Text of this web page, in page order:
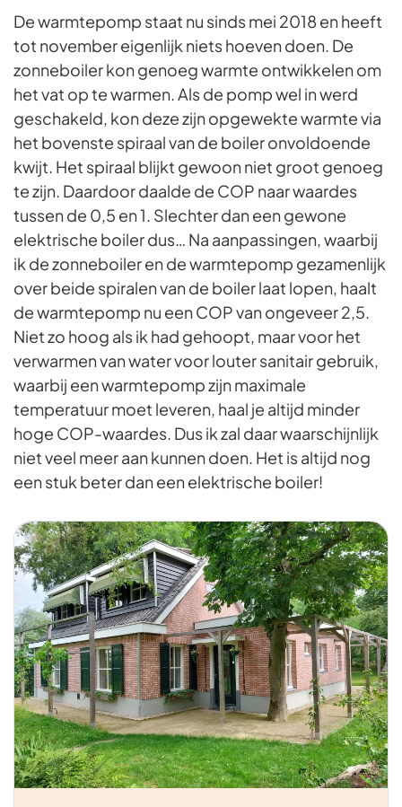
De warmtepomp staat nu sinds mei 2018 en heeft
tot november eigenlijk niets hoeven doen. De
zonneboiler kon genoeg warmte ontwikkelen om
het vat op te warmen. Als de pomp wel in werd
geschakeld, kon deze zijn opgewekte warmte via
het bovenste spiraal van de boiler onvoldoende
kwijt. Het spiraal blijkt gewoon niet groot genoeg
te zijn. Daardoor daalde de COP naar waardes
tussen de 0,5 en 1. Slechter dan een gewone
elektrische boiler dus… Na aanpassingen, waarbij
ik de zonneboiler en de warmtepomp gezamenlijk
over beide spiralen van de boiler laat lopen, haalt
de warmtepomp nu een COP van ongeveer 2,5.
Niet zo hoog als ik had gehoopt, maar voor het
verwarmen van water voor louter sanitair gebruik,
waarbij een warmtepomp zijn maximale
temperatuur moet leveren, haal je altijd minder
hoge COP-waardes. Dus ik zal daar waarschijnlijk
niet veel meer aan kunnen doen. Het is altijd nog
een stuk beter dan een elektrische boiler!